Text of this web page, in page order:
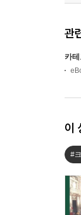
관
카
이
#